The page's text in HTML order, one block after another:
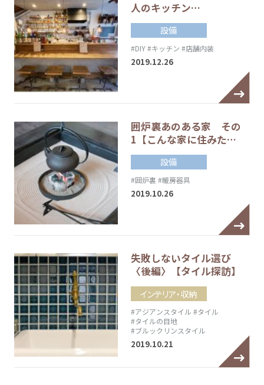
人のキッチン…
設備
#DIY#キッチン #店舗内装
2019.12.26
囲炉裏あのある家 その
1【こんな家に住みた…
設備
#囲炉裏 #暖房器具
2019.10.26
失敗しないタイル選び
〈後編〉【タイル探訪】
インテリア・収納
#アジアンスタイル #タイル
#タイルの目地
#ブルックリンスタイル
2019.10.21